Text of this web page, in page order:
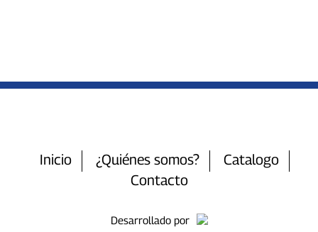
Inicio ¿Quiénes somos?
Catalogo
Contacto
Desarrollado por